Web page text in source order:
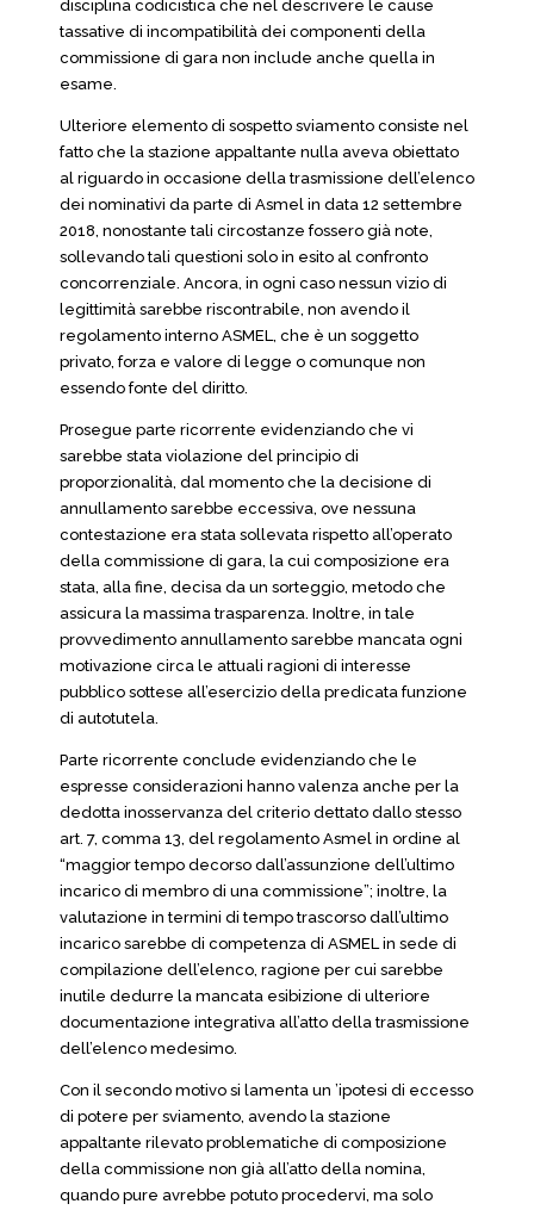
disciplina codicistica che nel descrivere le cause
tassative di incompatibilità dei componenti della
commissione di gara non include anche quella in
esame.
Ulteriore elemento di sospetto sviamento consiste nel
fatto che la stazione appaltante nulla aveva obiettato
al riguardo in occasione della trasmissione dell’elenco
dei nominativi da parte di Asmel in data 12 settembre
2018, nonostante tali circostanze fossero già note,
sollevando tali questioni solo in esito al confronto
concorrenziale. Ancora, in ogni caso nessun vizio di
legittimità sarebbe riscontrabile, non avendo il
regolamento interno ASMEL, che è un soggetto
privato, forza e valore di legge o comunque non
essendo fonte del diritto.
Prosegue parte ricorrente evidenziando che vi
sarebbe stata violazione del principio di
proporzionalità, dal momento che la decisione di
annullamento sarebbe eccessiva, ove nessuna
contestazione era stata sollevata rispetto all’operato
della commissione di gara, la cui composizione era
stata, alla fine, decisa da un sorteggio, metodo che
assicura la massima trasparenza. Inoltre, in tale
provvedimento annullamento sarebbe mancata ogni
motivazione circa le attuali ragioni di interesse
pubblico sottese all’esercizio della predicata funzione
di autotutela.
Parte ricorrente conclude evidenziando che le
espresse considerazioni hanno valenza anche per la
dedotta inosservanza del criterio dettato dallo stesso
art. 7, comma 13, del regolamento Asmel in ordine al
“maggior tempo decorso dall’assunzione dell’ultimo
incarico di membro di una commissione”; inoltre, la
valutazione in termini di tempo trascorso dall’ultimo
incarico sarebbe di competenza di ASMEL in sede di
compilazione dell’elenco, ragione per cui sarebbe
inutile dedurre la mancata esibizione di ulteriore
documentazione integrativa all’atto della trasmissione
dell’elenco medesimo.
Con il secondo motivo si lamenta un ’ipotesi di eccesso
di potere per sviamento, avendo la stazione
appaltante rilevato problematiche di composizione
della commissione non già all’atto della nomina,
quando pure avrebbe potuto procedervi, ma solo